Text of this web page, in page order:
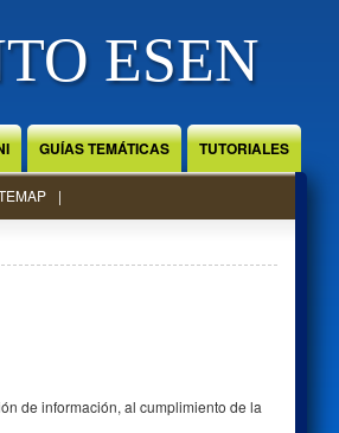
ESEN
GUÍAS TEMÁTICAS TUTORIALES
de información, al cumplimiento de la